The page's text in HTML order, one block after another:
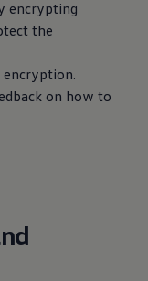
encrypting
the
encryption.
on how to